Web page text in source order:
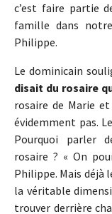
c’est faire partie
famille dans
Philippe.
Le dominicain
disait du rosaire
rosaire de Marie
évidemment pas.
Pourquoi parler
rosaire ? « On
Philippe. Mais déjà
la véritable
trouver derrière